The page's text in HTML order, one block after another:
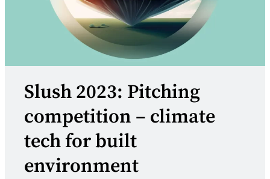
Slush 2023: Pitching
competition – climate
tech for built
environment